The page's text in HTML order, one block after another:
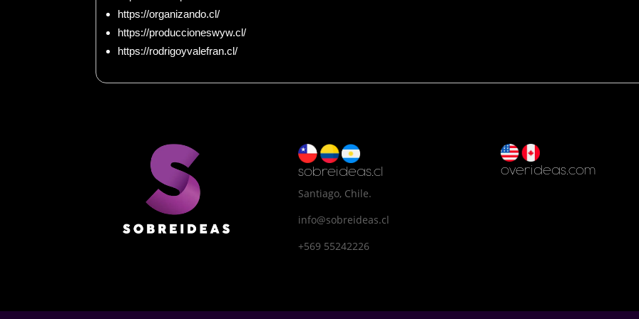
https://organizando.cl/
https://produccioneswyw.cl/
https://rodrigoyvalefran.cl/
sobreideas.cl
Santiago, Chile.
info@sobreideas.cl
+569 55242226
overideas.com